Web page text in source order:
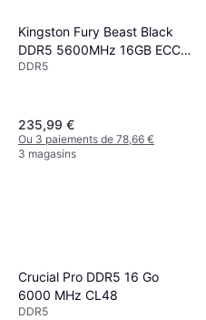
Kingston Fury Beast Black
DDR5 5600MHz 16GB ECC
(KF556C40BB/16)
DDR5
235,99 €
Ou 3 paiements de 78,66 €
3 magasins
Crucial Pro DDR5 16 Go
6000 MHz CL48
DDR5